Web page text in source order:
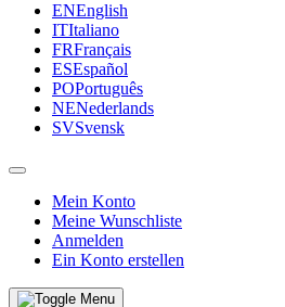
ENEnglish
ITItaliano
FRFrançais
ESEspañol
POPortuguês
NENederlands
SVSvensk
Mein Konto
Meine Wunschliste
Anmelden
Ein Konto erstellen